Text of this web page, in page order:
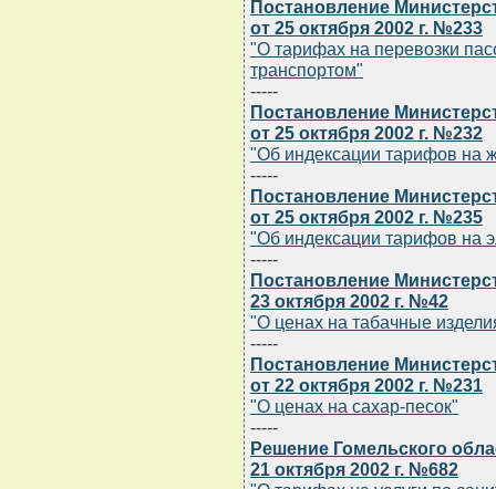
Постановление
от 25 октября 2002 г. №233
"О тарифах на перевозки
транспортом"
-----
Постановление
от 25 октября 2002 г. №232
"Об индексации тарифов на
-----
Постановление
от 25 октября 2002 г. №235
"Об индексации тарифов на
-----
Постановление
23 октября 2002 г. №42
"О ценах на табачные
-----
Постановление
от 22 октября 2002 г. №231
"О ценах на сахар-песок"
-----
Решение Гомельского
21 октября 2002 г. №682